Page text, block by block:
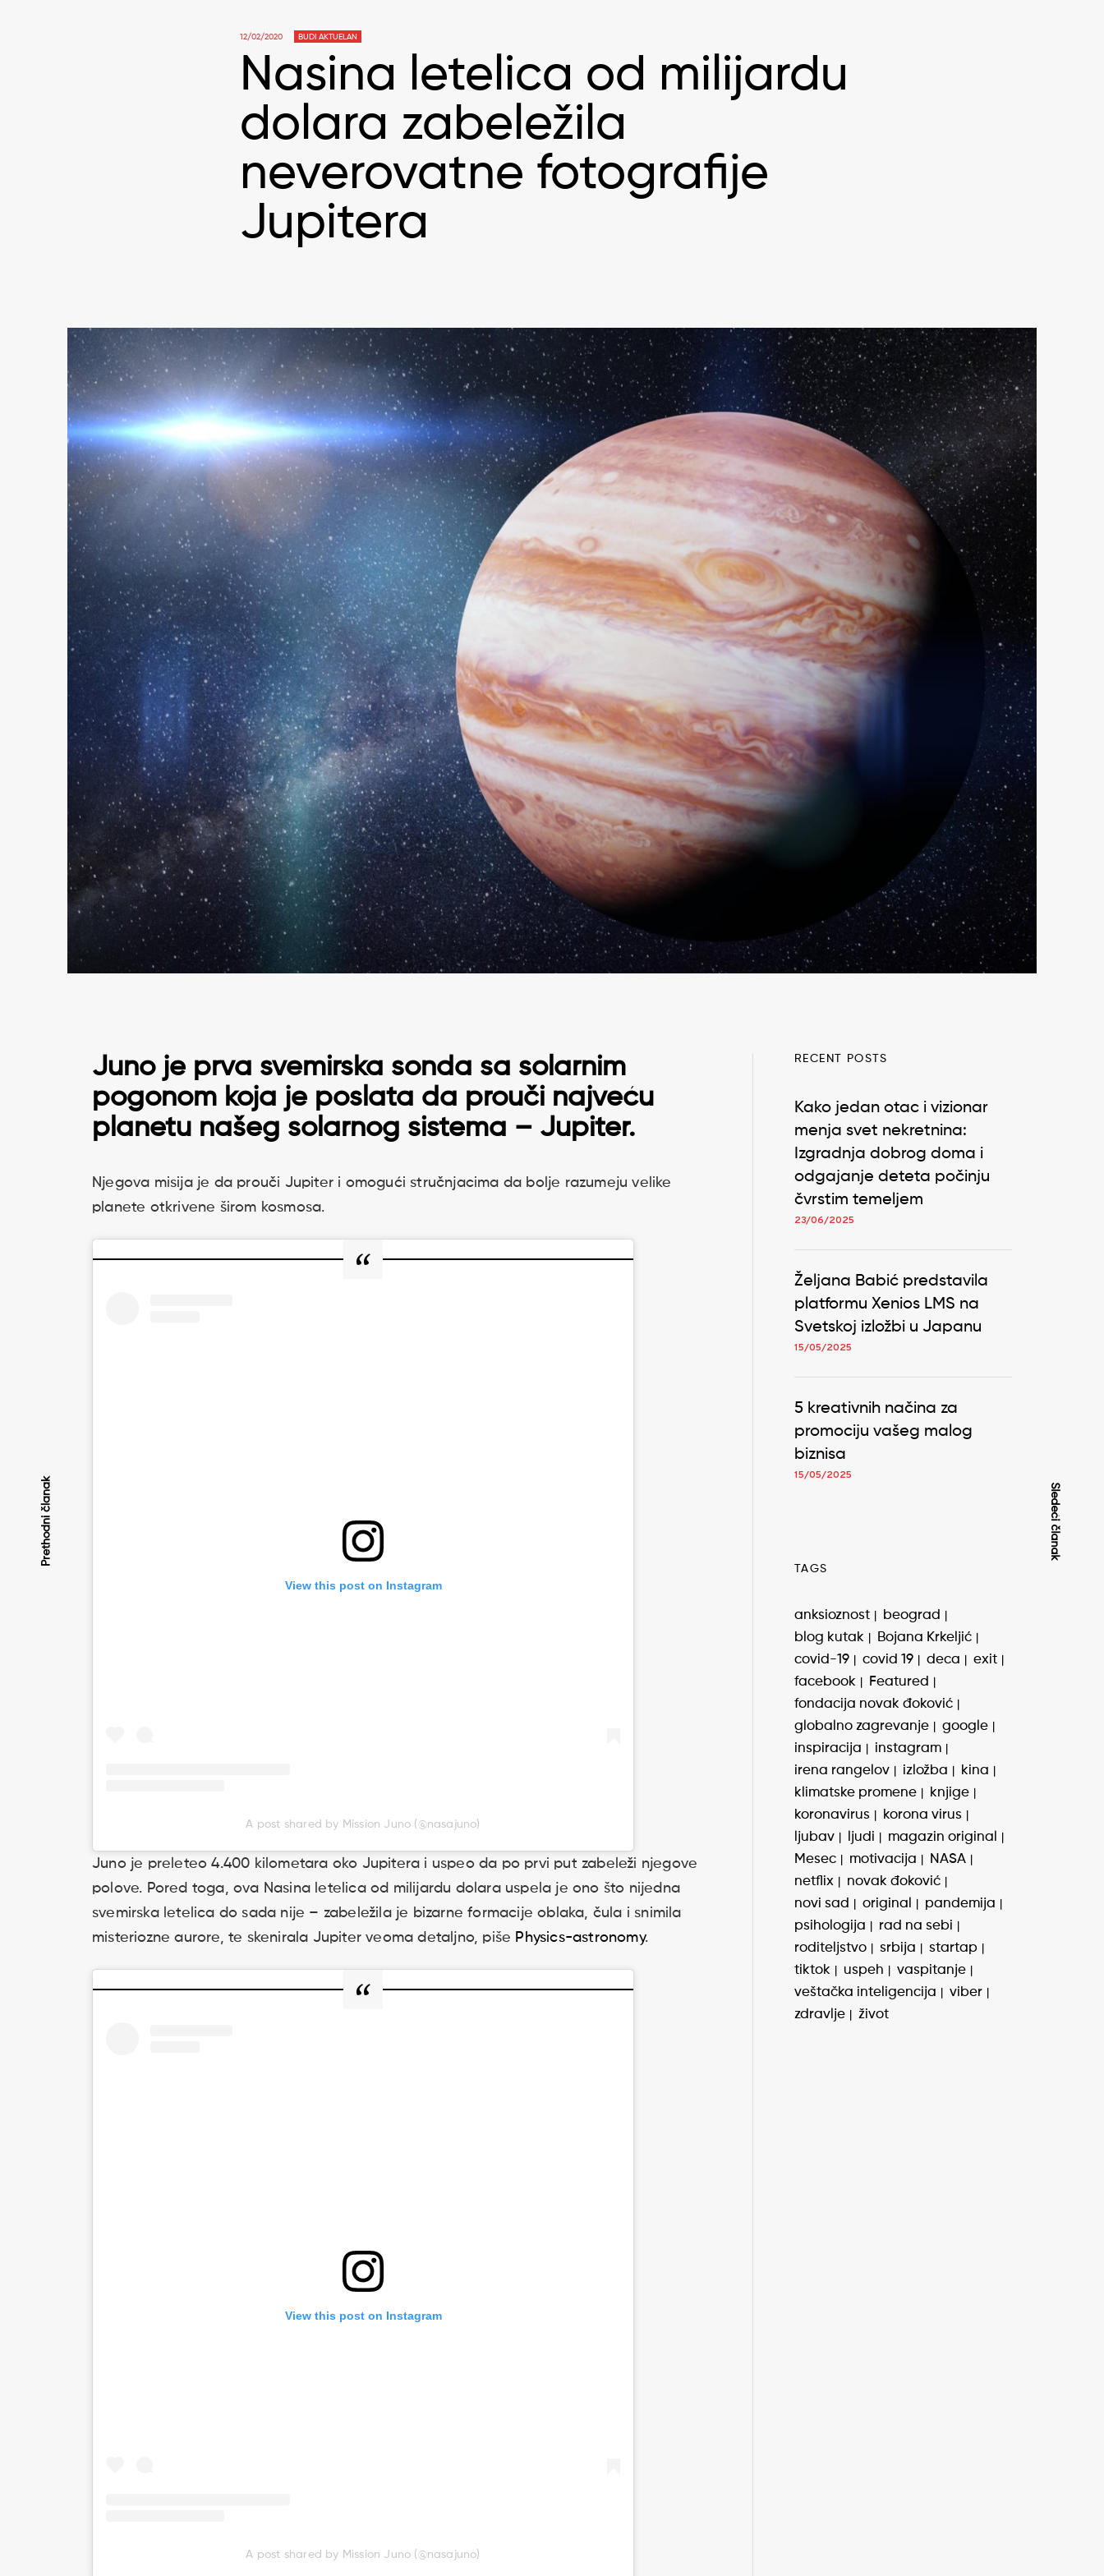
12/02/2020 BUDI AKTUELAN
Nasina letelica od milijardu
dolara zabeležila
neverovatne fotografije
Jupitera
Juno je prva svemirska sonda sa solarnim
pogonom koja je poslata da prouči najveću
planetu našeg solarnog sistema – Jupiter.
Njegova misija je da prouči Jupiter i omogući stručnjacima da bolje razumeju velike
planete otkrivene širom kosmosa.
View this post on Instagram
A post shared by Mission Juno (@nasajuno)
Juno je preleteo 4.400 kilometara oko Jupitera i uspeo da po prvi put zabeleži njegove
polove. Pored toga, ova Nasina letelica od milijardu dolara uspela je ono što nijedna
svemirska letelica do sada nije – zabeležila je bizarne formacije oblaka, čula i snimila
misteriozne aurore, te skenirala Jupiter veoma detaljno, piše Physics-astronomy.
View this post on Instagram
A post shared by Mission Juno (@nasajuno)
Kretanje
članaka
Prethodni članak Sledeći članak
RECENT POSTS
Kako jedan otac i vizionar
menja svet nekretnina:
Izgradnja dobrog doma i
odgajanje deteta počinju
čvrstim temeljem
23/06/2025
Željana Babić predstavila
platformu Xenios LMS na
Svetskoj izložbi u Japanu
15/05/2025
5 kreativnih načina za
promociju vašeg malog
biznisa
15/05/2025
TAGS
anksioznost
beograd
blog kutak
Bojana Krkeljić
covid-19
covid 19 deca
exit
facebook
Featured
fondacija novak đoković
globalno zagrevanje
google
inspiracija
instagram
irena rangelov
izložba
kina
klimatske promene
knjige
koronavirus
korona virus
ljubav
ljudi
magazin original
Mesec
motivacija
NASA
netflix
novak đoković
novi sad
original
pandemija
psihologija
rad na sebi
roditeljstvo
srbija
startap
tiktok
uspeh
vaspitanje
veštačka inteligencija
viber
zdravlje
život